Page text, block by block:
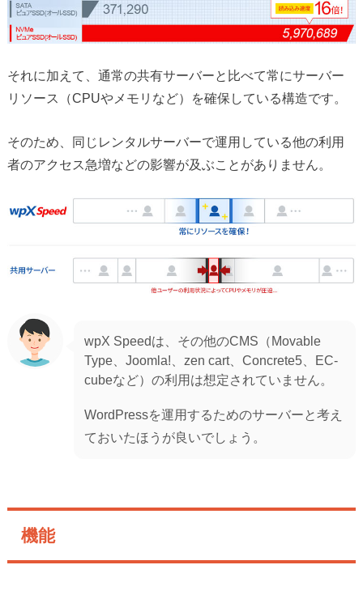
それに加えて、通常の共有サーバーと比べて常にサーバー
リソース（CPUやメモリなど）を確保している構造です。
そのため、同じレンタルサーバーで運用している他の利用
者のアクセス急増などの影響が及ぶことがありません。
wpX Speedは、その他のCMS（Movable
Type、Joomla!、zen cart、Concrete5、EC-
cubeなど）の利用は想定されていません。
WordPressを運用するためのサーバーと考え
ておいたほうが良いでしょう。
機能